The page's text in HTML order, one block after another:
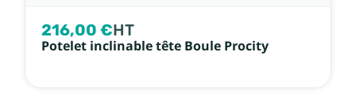
216,00 €HT
Potelet inclinable tête Boule Procity